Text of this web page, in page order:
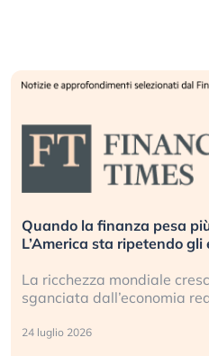
Quando la finanza pesa
L’America sta ripetendo
La ricchezza mondiale
sganciata dall’economia
24 luglio 2026